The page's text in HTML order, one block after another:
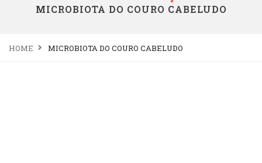
MICROBIOTA DO COURO CABELUDO
HOME MICROBIOTA DO COURO CABELUDO